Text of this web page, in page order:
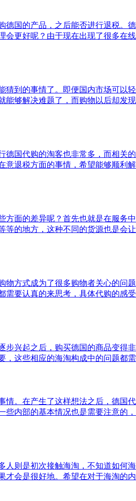
国的产品，之后能否进行退税。
更好呢？由于现在出现了很多在
到的事情了。即便国内市场可以
够解决难题了，而购物以后却发
国代购的淘客也非常多，而相关
退税方面的事情，希望能够顺利
面的差异呢？首先也就是在服务
的地方，这种不同的货源也是会
方式成为了很多购物者关心的问
要认真的来思考，具体代购的感
兴起之后，购买德国的商品变得
这些相应的海淘构成中的问题都需
。在产生了这样想法之后，德国
内部的基本情况也是需要注意
则是初次接触海淘，不知道如何
会是很好地。希望在对于海淘